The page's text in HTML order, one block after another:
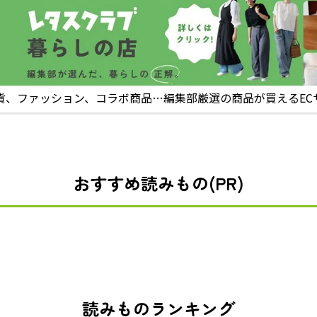
、ファッション、コラボ商品…編集部厳選の商品が買えるEC
おすすめ読みもの(PR)
読みものランキング